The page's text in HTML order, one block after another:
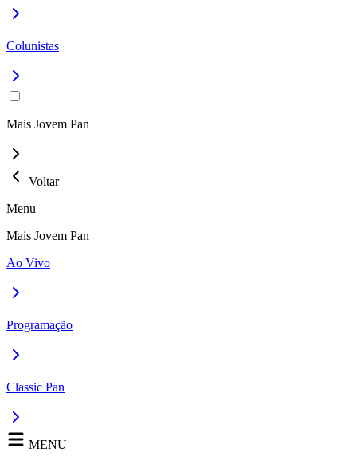
Colunistas
Mais Jovem Pan
Voltar
Menu
Mais Jovem Pan
Ao Vivo
Programação
Classic Pan
MENU